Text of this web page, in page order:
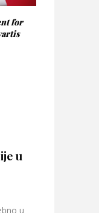
for
u
u